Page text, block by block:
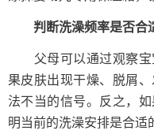
判断洗澡频率是否合
父母可以通过观察宝
果皮肤出现干燥、脱屑
法不当的信号。反之，
明当前的洗澡安排是合适